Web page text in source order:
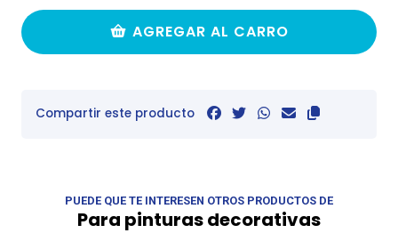
AGREGAR AL CARRO
Compartir este producto
PUEDE QUE TE INTERESEN OTROS PRODUCTOS DE
Para pinturas decorativas